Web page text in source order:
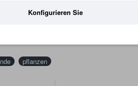
pflanzen
Konfigurieren Sie